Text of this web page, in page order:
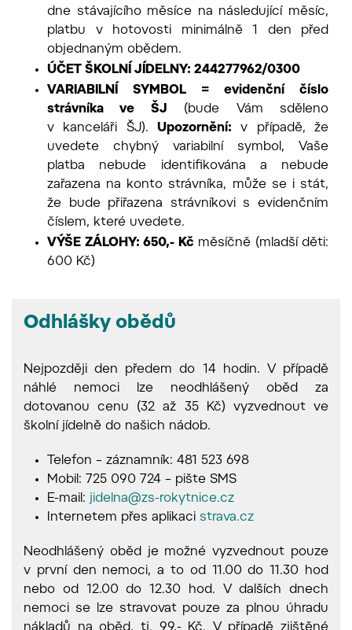
dne stávajícího měsíce na následující měsíc,
platbu v hotovosti minimálně 1 den před
objednaným obědem.
ÚČET ŠKOLNÍ JÍDELNY: 244277962/0300
VARIABILNÍ SYMBOL = evidenční číslo
strávníka ve ŠJ (bude Vám sděleno
v kanceláři ŠJ). Upozornění: v případě, že
uvedete chybný variabilní symbol, Vaše
platba nebude identifikována a nebude
zařazena na konto strávníka, může se i stát,
že bude přiřazena strávníkovi s evidenčním
číslem, které uvedete.
VÝŠE ZÁLOHY: 650,- Kč měsíčně (mladší děti:
600 Kč)
Odhlášky obědů
Nejpozději den předem do 14 hodin. V případě
náhlé nemoci lze neodhlášený oběd za
dotovanou cenu (32 až 35 Kč) vyzvednout ve
školní jídelně do našich nádob.
Telefon – záznamník: 481 523 698
Mobil: 725 090 724 – pište SMS
E-mail: jidelna@zs-rokytnice.cz
Internetem přes aplikaci strava.cz
Neodhlášený oběd je možné vyzvednout pouze
v první den nemoci, a to od 11.00 do 11.30 hod
nebo od 12.00 do 12.30 hod. V dalších dnech
nemoci se lze stravovat pouze za plnou úhradu